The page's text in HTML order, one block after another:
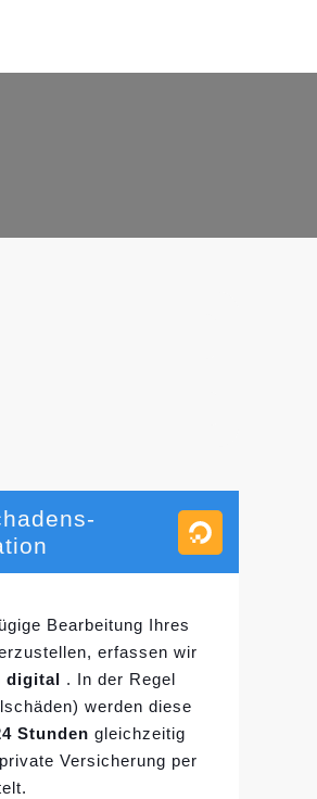
Bearbeitung Ihres
erfassen wir
digital
. In der Regel
werden diese
Stunden gleichzeitig
Versicherung per